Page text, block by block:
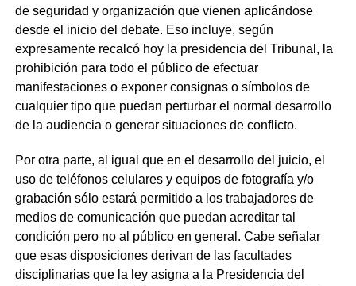
de seguridad y organización que vienen aplicándose
desde el inicio del debate. Eso incluye, según
expresamente recalcó hoy la presidencia del Tribunal, la
prohibición para todo el público de efectuar
manifestaciones o exponer consignas o símbolos de
cualquier tipo que puedan perturbar el normal desarrollo
de la audiencia o generar situaciones de conflicto.
Por otra parte, al igual que en el desarrollo del juicio, el
uso de teléfonos celulares y equipos de fotografía y/o
grabación sólo estará permitido a los trabajadores de
medios de comunicación que puedan acreditar tal
condición pero no al público en general. Cabe señalar
que esas disposiciones derivan de las facultades
disciplinarias que la ley asigna a la Presidencia del